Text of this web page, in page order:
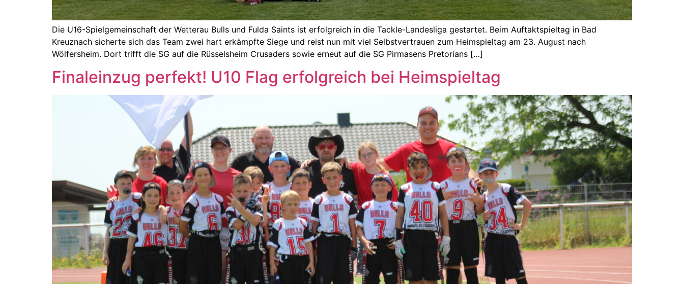
Die U16-Spielgemeinschaft der Wetterau Bulls und Fulda Saints ist erfolgreich in die Tackle-Landesliga gestartet. Beim Auftaktspieltag in Bad
Kreuznach sicherte sich das Team zwei hart erkämpfte Siege und reist nun mit viel Selbstvertrauen zum Heimspieltag am 23. August nach
Wölfersheim. Dort trifft die SG auf die Rüsselsheim Crusaders sowie erneut auf die SG Pirmasens Pretorians […]
Finaleinzug perfekt! U10 Flag erfolgreich bei Heimspieltag